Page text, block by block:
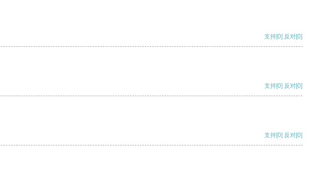
支持[0] 反对[0]
支持[0] 反对[0]
支持[0] 反对[0]